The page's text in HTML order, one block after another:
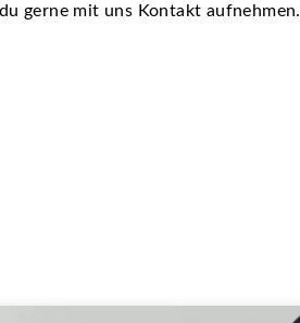
gerne mit uns Kontakt aufnehmen.